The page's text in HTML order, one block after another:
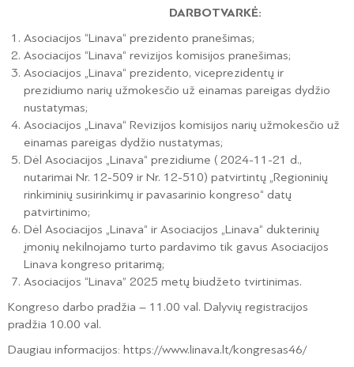
DARBOTVARKĖ:
Asociacijos “Linava“ prezidento pranešimas;
Asociacijos “Linava“ revizijos komisijos pranešimas;
Asociacijos „Linava“ prezidento, viceprezidentų ir
prezidiumo narių užmokesčio už einamas pareigas dydžio
nustatymas;
Asociacijos „Linava“ Revizijos komisijos narių užmokesčio už
einamas pareigas dydžio nustatymas;
Dėl Asociacijos „Linava“ prezidiume ( 2024-11-21 d.,
nutarimai Nr. 12-509 ir Nr. 12-510) patvirtintų „Regioninių
rinkiminių susirinkimų ir pavasarinio kongreso“ datų
patvirtinimo;
Dėl Asociacijos „Linava“ ir Asociacijos „Linava“ dukterinių
įmonių nekilnojamo turto pardavimo tik gavus Asociacijos
Linava kongreso pritarimą;
Asociacijos “Linava” 2025 metų biudžeto tvirtinimas.
Kongreso darbo pradžia – 11.00 val. Dalyvių registracijos
pradžia 10.00 val.
Daugiau informacijos: https://www.linava.lt/kongresas46/